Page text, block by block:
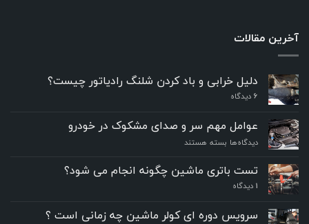
آخرین مقالات
دلیل خرابی و باد کردن شلنگ رادیاتور چیست؟
6 دیدگاه
عوامل مهم سر و صدای مشکوک در خودرو
دیدگاه‌ها برای
مهم
سر
مشکوک
بسته هستند
تست باتری ماشین چگونه انجام می شود؟
۱ دیدگاه
سرویس دوره ای کولر ماشین چه زمانی است ؟